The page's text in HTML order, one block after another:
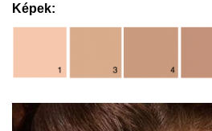
Képek: